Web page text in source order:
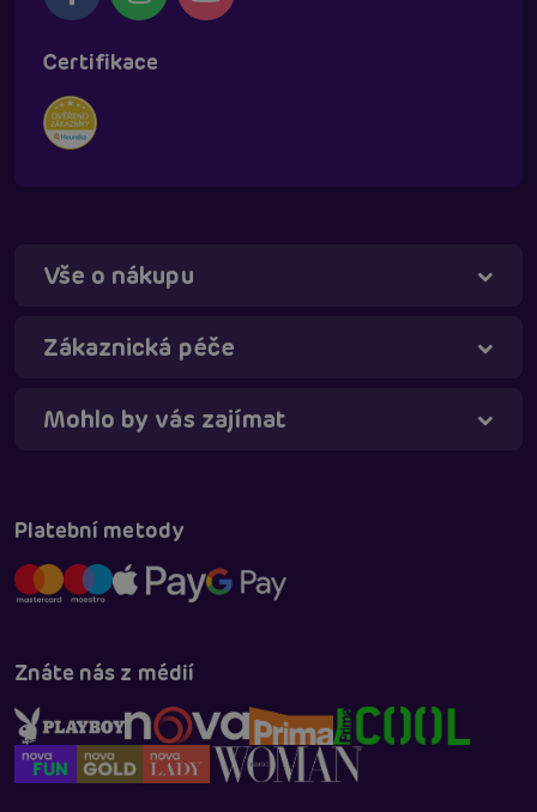
Certifikace
Vše o nákupu
Zákaznická péče
Mohlo by vás zajímat
Platební metody
Znáte nás z médií
Táňa - virtuální asistentka